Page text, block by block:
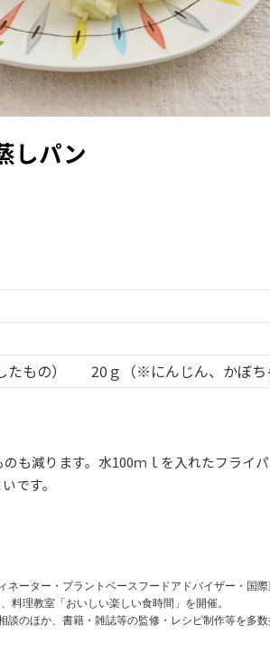
しパン
もの）
20ｇ（※にんじん、かぼち
も減ります。水100ｍｌを入れたフライ
です。
ーター・プラントベースフードアドバイザー・国際
料理教室「おいしい楽しい食時間」を開催。
のほか、書籍・雑誌等の監修・レシピ制作等を多数